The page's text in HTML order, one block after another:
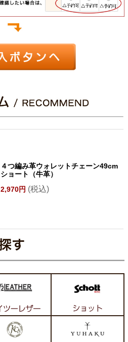
４つ編み革ウォレットチェーン49cm
ショート（牛革）
2,970円 (税込)